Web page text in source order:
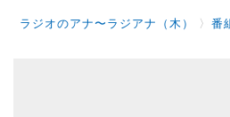
ラジオのアナ〜ラジアナ（木） 〉番